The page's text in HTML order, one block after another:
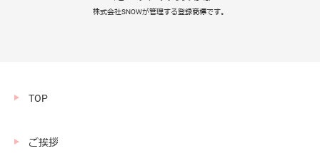
株式会社SNOWが管理する登録商標です。
TOP
ご挨拶